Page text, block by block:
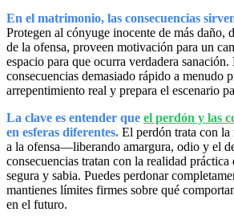
En el matrimonio, las consecuencias
Protegen al cónyuge inocente de más daño,
de la ofensa, proveen motivación para un
espacio para que ocurra verdadera
consecuencias demasiado rápido a menudo
arrepentimiento real y prepara el escenario
La clave es entender que el perdón y las
en esferas diferentes. El perdón trata con la
a la ofensa—liberando amargura, odio y el
consecuencias tratan con la realidad práctica
segura y sabia. Puedes perdonar
mantienes límites firmes sobre qué
en el futuro.